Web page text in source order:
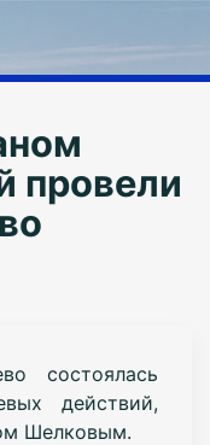
провели
состоялась
действий,
Шелковым.